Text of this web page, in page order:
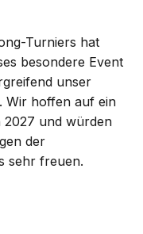
Turniers hat
besondere Event
unser
Wir hoffen auf ein
2027 und würden
der
sehr freuen.